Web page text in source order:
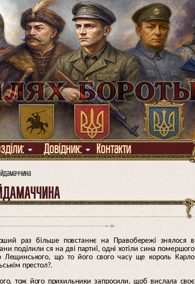
Довідник: Контакти
раз більше повстаннє на Правобережі знялося в
поділили ся на дві партиї, одні хотіли сина помершого
Лещинського, що то його свого часу ще король Карло
престол?.
тож його прихильники запросили, щоб вислала своє